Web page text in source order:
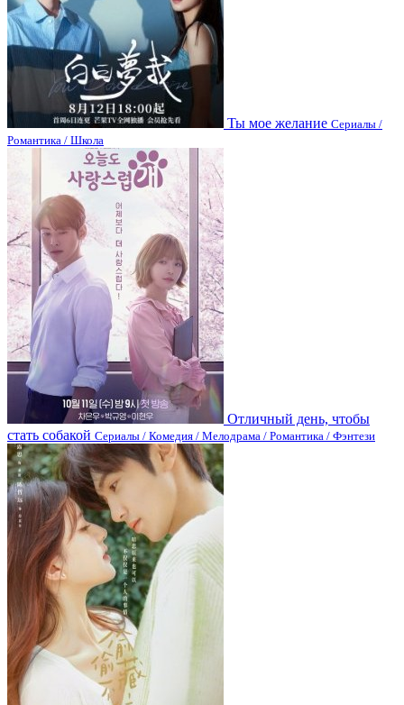
Ты мое желание Сериалы /
Романтика / Школа
Отличный день, чтобы
стать собакой Сериалы / Комедия / Мелодрама / Романтика / Фэнтези